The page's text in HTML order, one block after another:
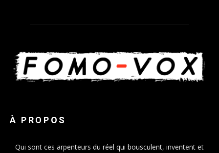
À PROPOS
Qui sont ces arpenteurs du réel qui bousculent, inventent et